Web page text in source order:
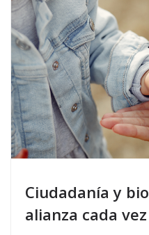
Ciudadanía y
alianza cada